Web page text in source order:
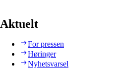
Aktuelt
For pressen
Høringer
Nyhetsvarsel